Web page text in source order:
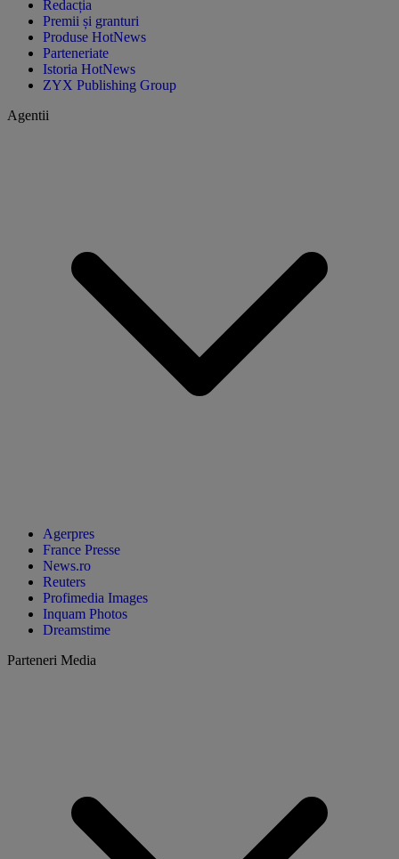
Redacția
Premii și granturi
Produse HotNews
Parteneriate
Istoria HotNews
ZYX Publishing Group
Agentii
Agerpres
France Presse
News.ro
Reuters
Profimedia Images
Inquam Photos
Dreamstime
Parteneri Media